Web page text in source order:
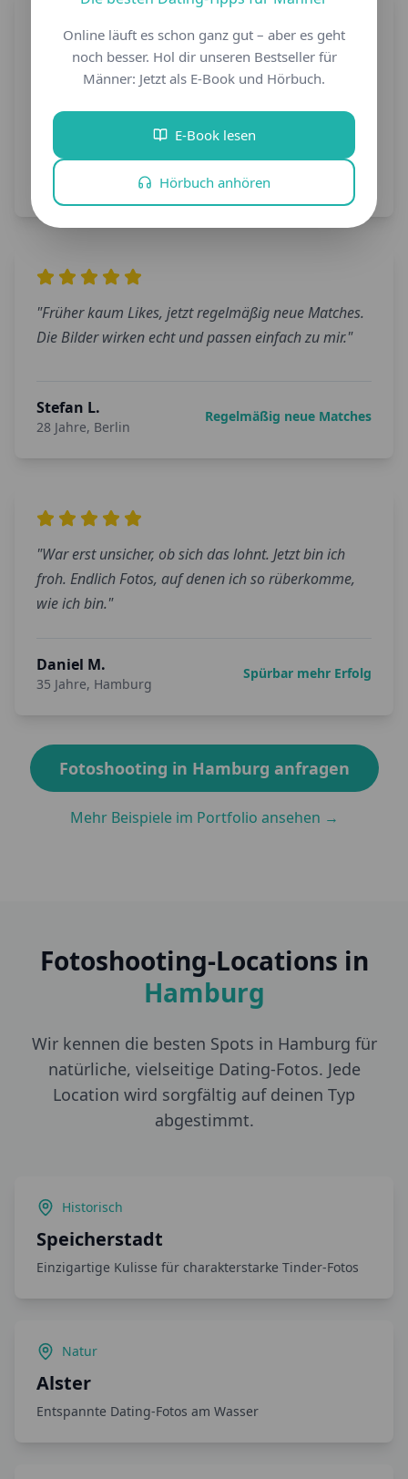
Online läuft es schon ganz gut – aber es geht
noch besser. Hol dir unseren Bestseller für
Männer: Jetzt als E-Book und Hörbuch.
E-Book lesen
Hörbuch anhören
Seit den neuen Fotos bekomme ich deutlich mehr
Matches. Der Fotograf wusste genau, wie er mich
Marcus K.
München
Deutlich mehr Matches
"Früher kaum Likes, jetzt regelmäßig neue Matches.
Die Bilder wirken echt und passen einfach zu mir."
Stefan L.
28 Jahre, Berlin
Regelmäßig neue Matches
"War erst unsicher, ob sich das lohnt. Jetzt bin ich
froh. Endlich Fotos, auf denen ich so rüberkomme,
wie ich bin."
Daniel M.
35 Jahre, Hamburg
Spürbar mehr Erfolg
Fotoshooting in Hamburg anfragen
Mehr Beispiele im Portfolio ansehen →
Fotoshooting-Locations in
Hamburg
Wir kennen die besten Spots in Hamburg für
natürliche, vielseitige Dating-Fotos. Jede
Location wird sorgfältig auf deinen Typ
abgestimmt.
Historisch
Speicherstadt
Einzigartige Kulisse für charakterstarke Tinder-Fotos
Natur
Alster
Entspannte Dating-Fotos am Wasser